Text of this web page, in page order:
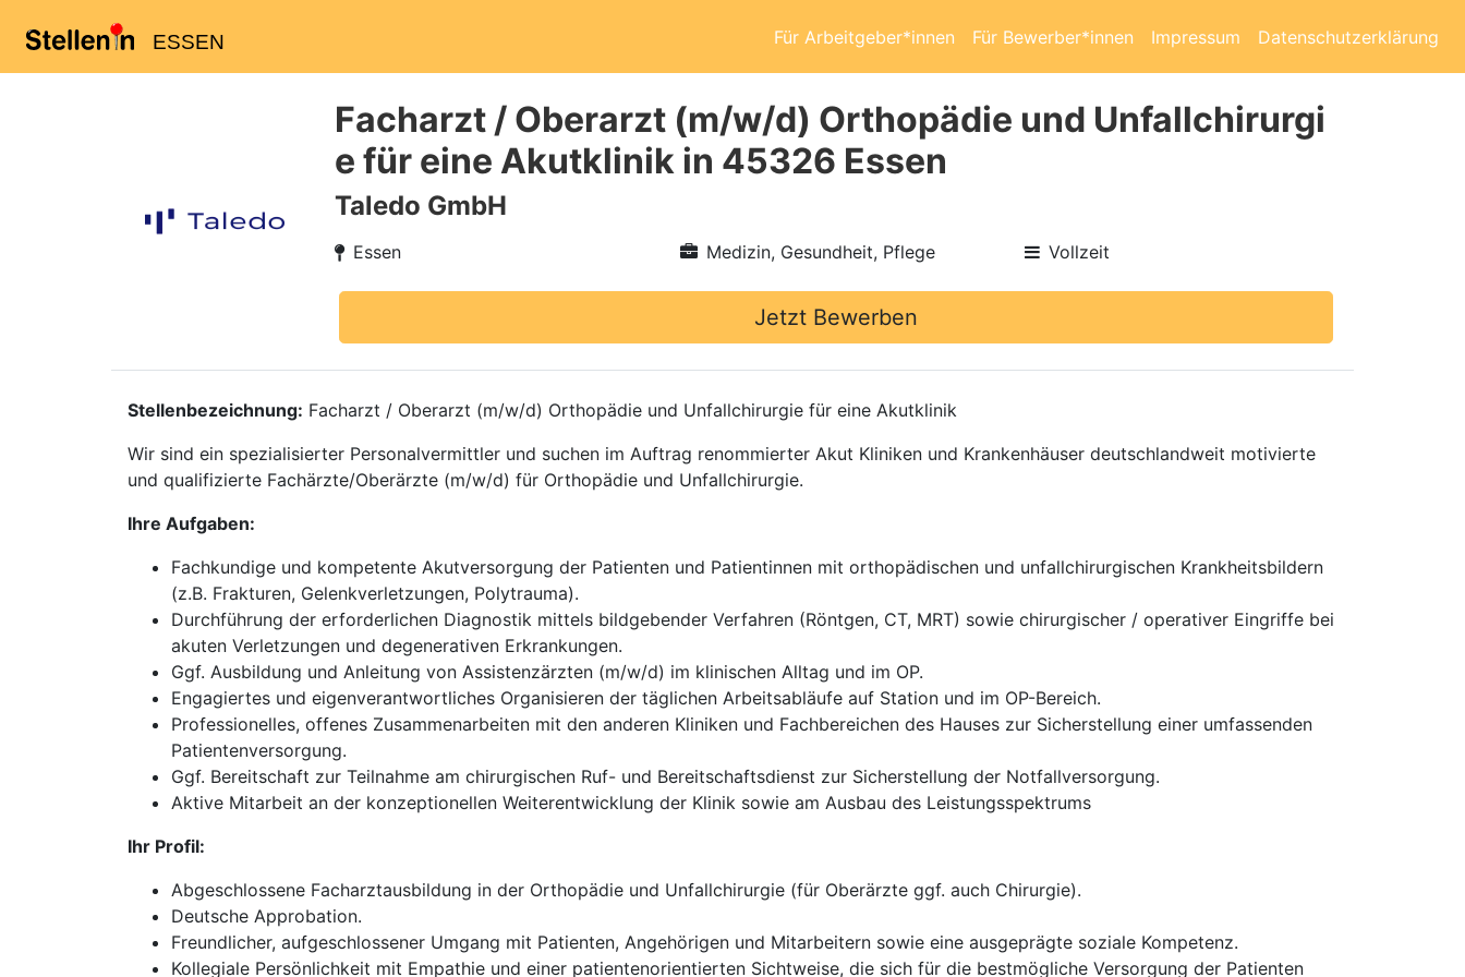
ESSEN Für Arbeitgeber*innen Für Bewerber*innen Impressum Datenschutzerklärung
Facharzt / Oberarzt (m/w/d) Orthopädie und Unfallchirurgi
e für eine Akutklinik in 45326 Essen
Taledo GmbH
Essen Medizin, Gesundheit, Pflege Vollzeit
Jetzt Bewerben
Stellenbezeichnung: Facharzt / Oberarzt (m/w/d) Orthopädie und Unfallchirurgie für eine Akutklinik
Wir sind ein spezialisierter Personalvermittler und suchen im Auftrag renommierter Akut Kliniken und Krankenhäuser deutschlandweit motivierte
und qualifizierte Fachärzte/Oberärzte (m/w/d) für Orthopädie und Unfallchirurgie.
Ihre Aufgaben:
Fachkundige und kompetente Akutversorgung der Patienten und Patientinnen mit orthopädischen und unfallchirurgischen Krankheitsbildern
(z.B. Frakturen, Gelenkverletzungen, Polytrauma).
Durchführung der erforderlichen Diagnostik mittels bildgebender Verfahren (Röntgen, CT, MRT) sowie chirurgischer / operativer Eingriffe bei
akuten Verletzungen und degenerativen Erkrankungen.
Ggf. Ausbildung und Anleitung von Assistenzärzten (m/w/d) im klinischen Alltag und im OP.
Engagiertes und eigenverantwortliches Organisieren der täglichen Arbeitsabläufe auf Station und im OP-Bereich.
Professionelles, offenes Zusammenarbeiten mit den anderen Kliniken und Fachbereichen des Hauses zur Sicherstellung einer umfassenden
Patientenversorgung.
Ggf. Bereitschaft zur Teilnahme am chirurgischen Ruf- und Bereitschaftsdienst zur Sicherstellung der Notfallversorgung.
Aktive Mitarbeit an der konzeptionellen Weiterentwicklung der Klinik sowie am Ausbau des Leistungsspektrums
Ihr Profil:
Abgeschlossene Facharztausbildung in der Orthopädie und Unfallchirurgie (für Oberärzte ggf. auch Chirurgie).
Deutsche Approbation.
Freundlicher, aufgeschlossener Umgang mit Patienten, Angehörigen und Mitarbeitern sowie eine ausgeprägte soziale Kompetenz.
Kollegiale Persönlichkeit mit Empathie und einer patientenorientierten Sichtweise, die sich für die bestmögliche Versorgung der Patienten